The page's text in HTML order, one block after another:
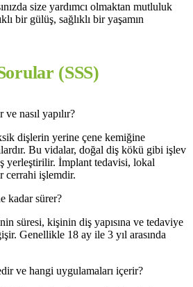
size yardımcı olmaktan mutluluk
bir gülüş, sağlıklı bir yaşamın
(SSS)
nasıl yapılır?
dişlerin yerine çene kemiğine
Bu vidalar, doğal diş kökü gibi işlev
yerleştirilir. İmplant tedavisi, lokal
cerrahi işlemdir.
kadar sürer?
süresi, kişinin diş yapısına ve tedaviye
Genellikle 18 ay ile 3 yıl arasında
ve hangi uygulamaları içerir?